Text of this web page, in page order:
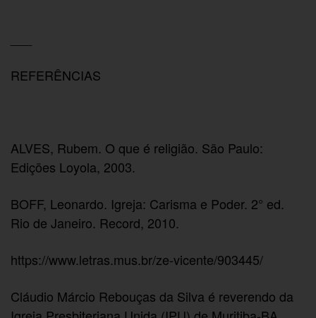
REFERÊNCIAS
ALVES, Rubem. O que é religião. São Paulo:
Edições Loyola, 2003.
BOFF, Leonardo. Igreja: Carisma e Poder. 2° ed.
Rio de Janeiro. Record, 2010.
https://www.letras.mus.br/ze-vicente/903445/
Cláudio Márcio Rebouças da Silva é reverendo da